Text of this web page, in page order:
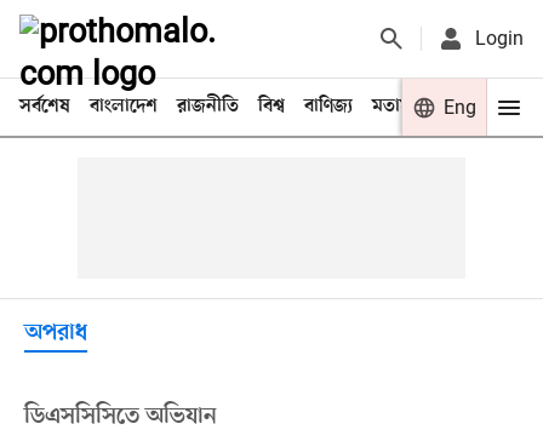
Login
সর্বশেষ বাংলাদেশ রাজনীতি বিশ্ব বাণিজ্য মতামত খেলা
Eng
অপরাধ
ডিএসসিসিতে অভিযান